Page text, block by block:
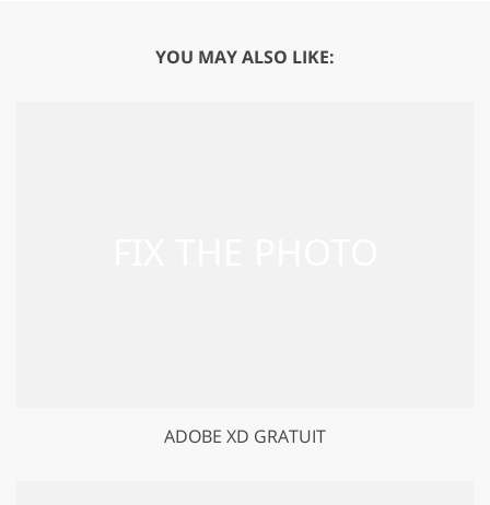
YOU MAY ALSO LIKE:
ADOBE XD GRATUIT